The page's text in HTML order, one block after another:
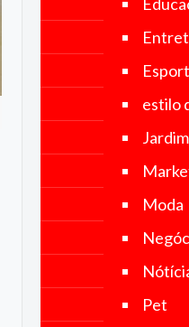
no mundo.
objetivo é
notícias
imparciais
atualizadas,
abrangendo
uma ampla
categorias,
estilo
Jardim
Moda
Pet